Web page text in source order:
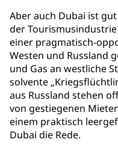
Aber auch Dubai ist
der
einer pragmatisch-
Westen und Russland
und Gas an westliche
solvente
aus Russland stehen
von gestiegenen
einem praktisch
Dubai die Rede.